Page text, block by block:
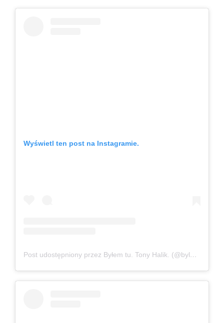
Wyświetl ten post na Instagramie.
Post udostępniony przez Byłem tu. Tony Halik. (@bylemtutonyhalik)